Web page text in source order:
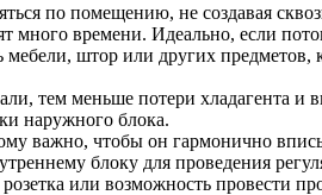
по помещению, не создавая
времени. Идеально, если
штор или других предметов,
тем меньше потери хладагента
наружного блока.
важно, чтобы он гармонично
блоку для проведения
или возможность провести